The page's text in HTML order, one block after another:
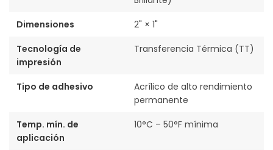
Dimensiones
2" × 1"
Tecnología de
impresión
Transferencia Térmica (TT)
Tipo de adhesivo
Acrílico de alto rendimiento
permanente
Temp. mín. de
aplicación
10°C – 50°F mínima